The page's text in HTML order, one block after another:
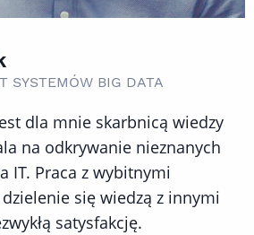
SYSTEMÓW BIG DATA
dla mnie skarbnicą wiedzy
na odkrywanie nieznanych
IT. Praca z wybitnymi
się wiedzą z innymi
satysfakcję.